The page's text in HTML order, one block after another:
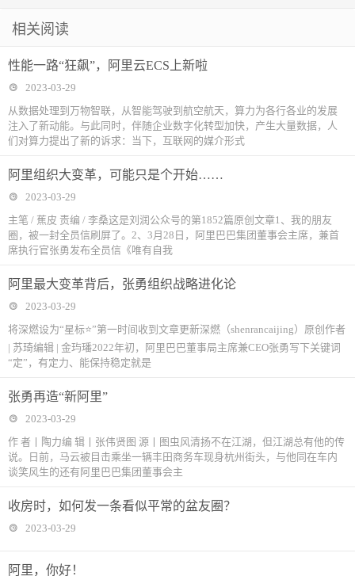
相关阅读
性能一路“狂飙”，阿里云ECS上新啦
2023-03-29
从数据处理到万物智联，从智能驾驶到航空航天，算力为各行各业的发展
注入了新动能。与此同时，伴随企业数字化转型加快，产生大量数据，人
们对算力提出了新的诉求：当下，互联网的媒介形式
阿里组织大变革，可能只是个开始……
2023-03-29
主笔 / 蕉皮 责编 / 李桑这是刘润公众号的第1852篇原创文章1、我的朋友
圈，被一封全员信刷屏了。2、3月28日，阿里巴巴集团董事会主席，兼首
席执行官张勇发布全员信《唯有自我
阿里最大变革背后，张勇组织战略进化论
2023-03-29
将深燃设为“星标⭐”第一时间收到文章更新深燃（shenrancaijing）原创作者
| 苏琦编辑 | 金玙璠2022年初，阿里巴巴董事局主席兼CEO张勇写下关键词
“定”，有定力、能保持稳定就是
张勇再造“新阿里”
2023-03-29
作 者丨陶力编 辑丨张伟贤图 源丨图虫风清扬不在江湖，但江湖总有他的传
说。日前，马云被目击乘坐一辆丰田商务车现身杭州街头，与他同在车内
谈笑风生的还有阿里巴巴集团董事会主
收房时，如何发一条看似平常的盆友圈？
2023-03-29
阿里，你好！